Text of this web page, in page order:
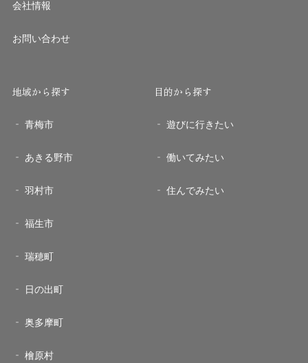
会社情報
お問い合わせ
地域から探す
青梅市
あきる野市
羽村市
福生市
瑞穂町
日の出町
奥多摩町
檜原村
目的から探す
遊びに行きたい
働いてみたい
住んでみたい